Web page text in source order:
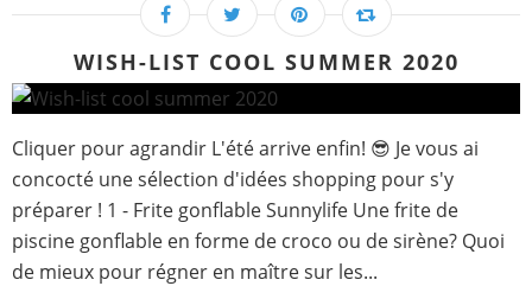
WISH-LIST COOL SUMMER 2020
Cliquer pour agrandir L'été arrive enfin! 😎 Je vous ai
concocté une sélection d'idées shopping pour s'y
préparer ! 1 - Frite gonflable Sunnylife Une frite de
piscine gonflable en forme de croco ou de sirène? Quoi
de mieux pour régner en maître sur les...